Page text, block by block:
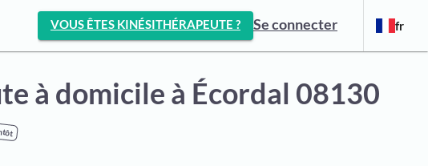
VOUS ÊTES KINÉSITHÉRAPEUTE ? Se connecter fr
à domicile à Écordal 08130